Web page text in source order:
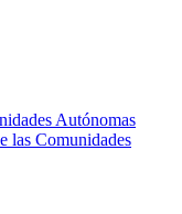
Autónomas
las Comunidades